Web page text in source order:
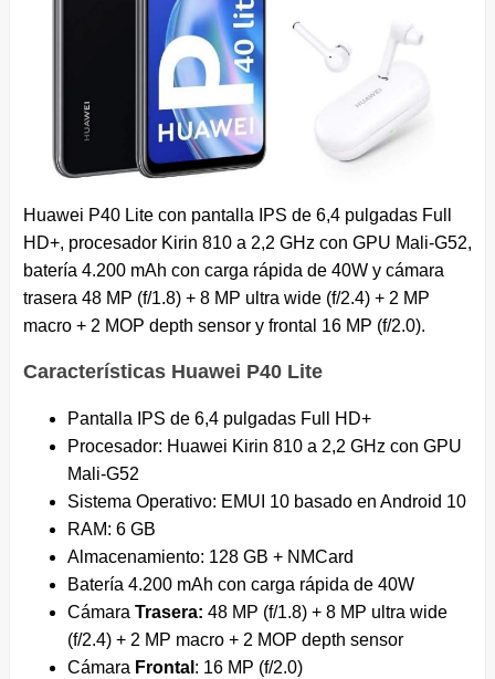
Huawei P40 Lite con pantalla IPS de 6,4 pulgadas Full
HD+, procesador Kirin 810 a 2,2 GHz con GPU Mali-G52,
batería 4.200 mAh con carga rápida de 40W y cámara
trasera 48 MP (f/1.8) + 8 MP ultra wide (f/2.4) + 2 MP
macro + 2 MOP depth sensor y frontal 16 MP (f/2.0).
Características Huawei P40 Lite
Pantalla IPS de 6,4 pulgadas Full HD+
Procesador: Huawei Kirin 810 a 2,2 GHz con GPU
Mali-G52
Sistema Operativo: EMUI 10 basado en Android 10
RAM: 6 GB
Almacenamiento: 128 GB + NMCard
Batería 4.200 mAh con carga rápida de 40W
Cámara Trasera: 48 MP (f/1.8) + 8 MP ultra wide
(f/2.4) + 2 MP macro + 2 MOP depth sensor
Cámara Frontal : 16 MP (f/2.0)